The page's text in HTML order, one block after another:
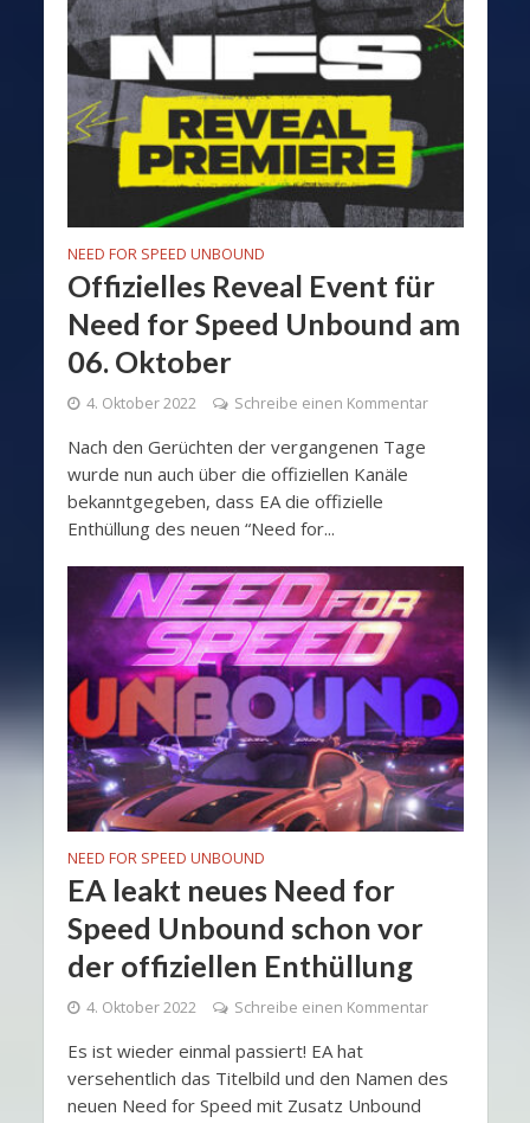
NEED FOR SPEED UNBOUND
Offizielles Reveal Event für
Need for Speed Unbound am
06. Oktober
4. Oktober 2022 Schreibe einen Kommentar
Nach den Gerüchten der vergangenen Tage
wurde nun auch über die offiziellen Kanäle
bekanntgegeben, dass EA die offizielle
Enthüllung des neuen “Need for...
NEED FOR SPEED UNBOUND
EA leakt neues Need for
Speed Unbound schon vor
der offiziellen Enthüllung
4. Oktober 2022 Schreibe einen Kommentar
Es ist wieder einmal passiert! EA hat
versehentlich das Titelbild und den Namen des
neuen Need for Speed mit Zusatz ​​Unbound